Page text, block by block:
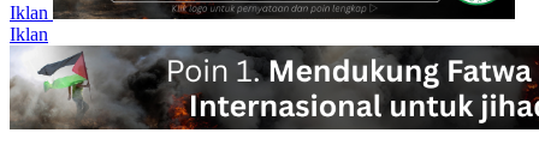
Iklan
Iklan